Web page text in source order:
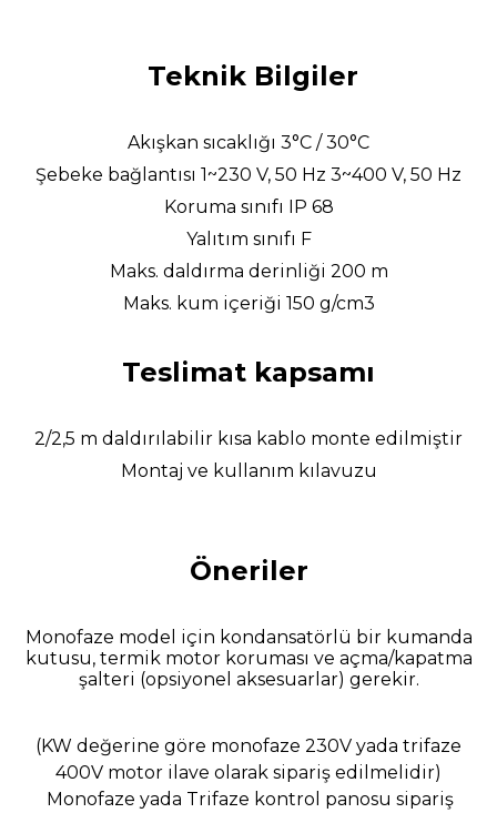
Teknik Bilgiler
Akışkan sıcaklığı 3°C / 30°C
Şebeke bağlantısı 1~230 V, 50 Hz 3~400 V, 50 Hz
Koruma sınıfı IP 68
Yalıtım sınıfı F
Maks. daldırma derinliği 200 m
Maks. kum içeriği 150 g/cm3
Teslimat kapsamı
2/2,5 m daldırılabilir kısa kablo monte edilmiştir
Montaj ve kullanım kılavuzu
Öneriler
Monofaze model için kondansatörlü bir kumanda
kutusu, termik motor koruması ve açma/kapatma
şalteri (opsiyonel aksesuarlar) gerekir.
(KW değerine göre monofaze 230V yada trifaze
400V motor ilave olarak sipariş edilmelidir)
Monofaze yada Trifaze kontrol panosu sipariş